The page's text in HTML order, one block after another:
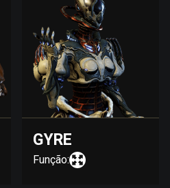
GYRE
Função: